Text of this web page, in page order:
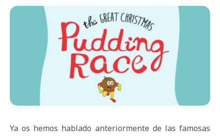
Ya os hemos hablado anteriormente de las famosas